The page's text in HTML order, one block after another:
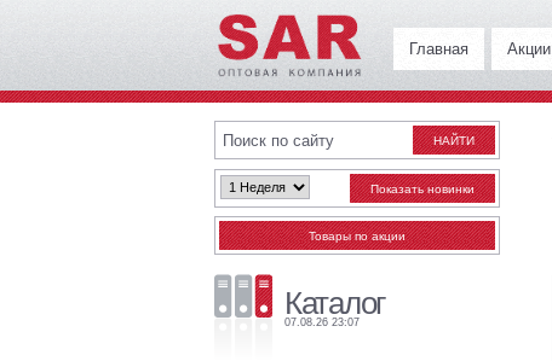
Главная Акции
Каталог
07.08.26 23:07